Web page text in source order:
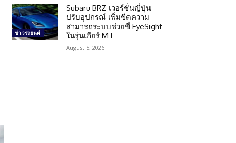
ข่าวรถยนต์
Subaru BRZ เวอร์ชั่นญี่ปุ่น
ปรับอุปกรณ์ เพิ่มขีดความ
สามารถระบบช่วยขี่ EyeSight
ในรุ่นเกียร์ MT
August 5, 2026